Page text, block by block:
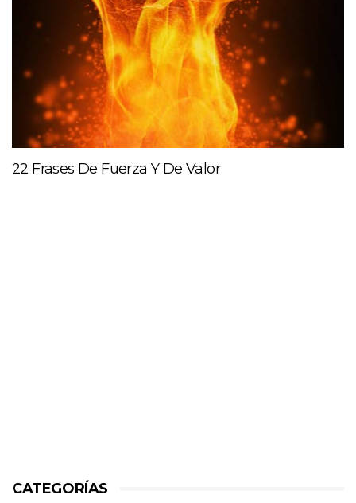
22 Frases De Fuerza Y De Valor
CATEGORÍAS